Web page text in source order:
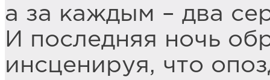
а за каждым – два
И последняя ночь
инсценируя, что